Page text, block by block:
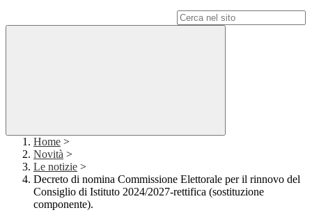
Home >
Novità >
Le notizie >
Decreto di nomina Commissione Elettorale per il rinnovo del
Consiglio di Istituto 2024/2027-rettifica (sostituzione
componente).